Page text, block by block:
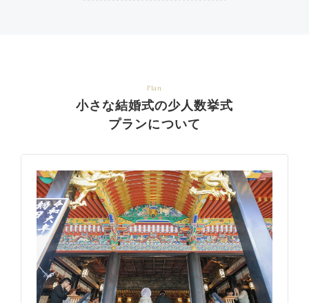
Plan
小さな結婚式の少人数挙式
プランについて